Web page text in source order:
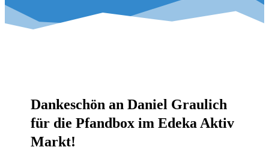
Dankeschön an Daniel Graulich
für die Pfandbox im Edeka Aktiv
Markt!